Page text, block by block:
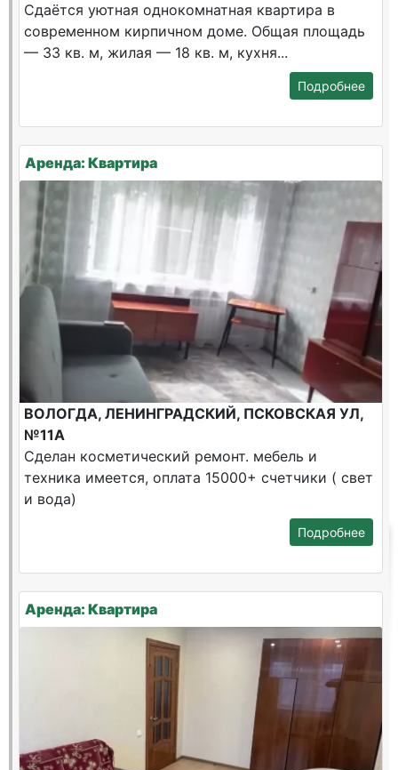
Сдаётся уютная однокомнатная квартира в
современном кирпичном доме. Общая площадь
— 33 кв. м, жилая — 18 кв. м, кухня...
Подробнее
Аренда: Квартира
ВОЛОГДА, ЛЕНИНГРАДСКИЙ, ПСКОВСКАЯ УЛ,
№11А
Сделан косметический ремонт. мебель и
техника имеется, оплата 15000+ счетчики ( свет
и вода)
Подробнее
Аренда: Квартира